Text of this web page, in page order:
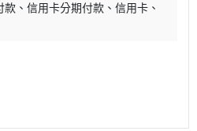
款 信用卡分期付款
信用卡